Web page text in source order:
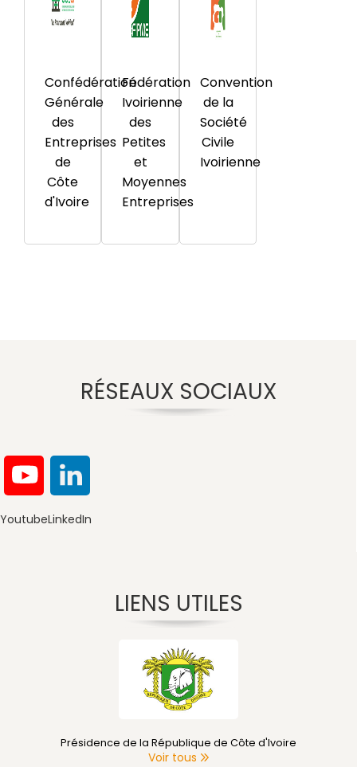
Confédération
Générale
des
Entreprises
de
Côte
d'Ivoire
Fédération
Ivoirienne
des
Petites
et
Moyennes
Entreprises
Convention
de la
Société
Civile
Ivoirienne
RÉSEAUX SOCIAUX
YoutubeLinkedIn
LIENS UTILES
Présidence de la République de Côte d'Ivoire
Voir tous